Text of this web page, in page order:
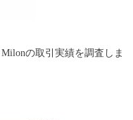
の取引実績を調査しま